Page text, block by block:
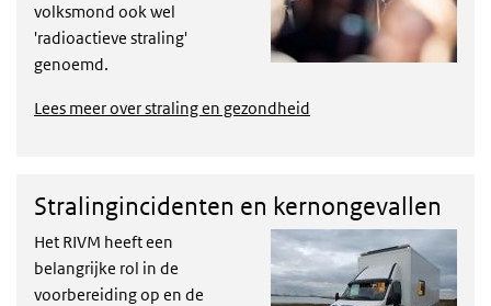
volksmond ook wel
'radioactieve straling'
genoemd.
Lees meer over straling en gezondheid
Stralingincidenten en kernongevallen
Het RIVM heeft een
belangrijke rol in de
voorbereiding op en de